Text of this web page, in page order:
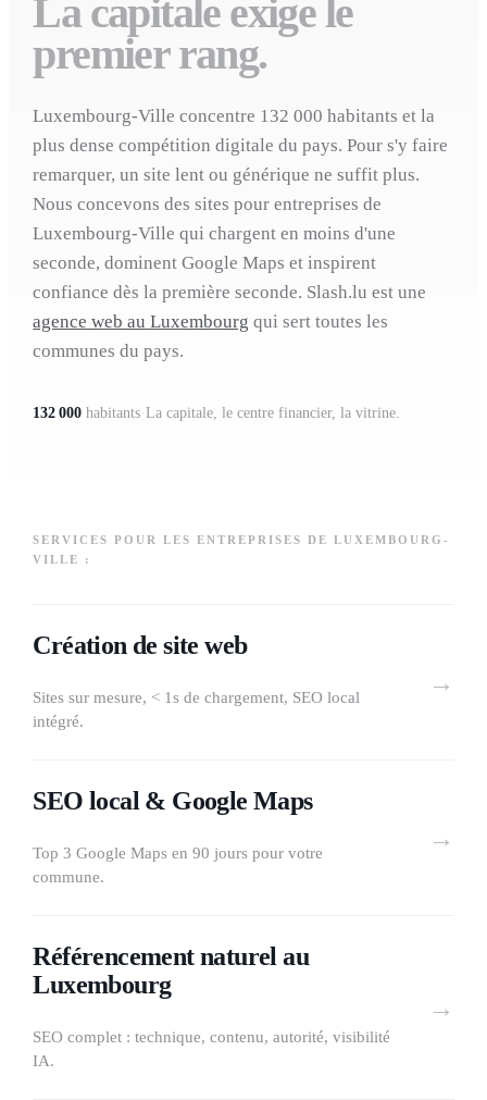
La capitale exige le
premier rang.
Luxembourg-Ville concentre 132 000 habitants et la
plus dense compétition digitale du pays. Pour s'y faire
remarquer, un site lent ou générique ne suffit plus.
Nous concevons des sites pour entreprises de
Luxembourg-Ville qui chargent en moins d'une
seconde, dominent Google Maps et inspirent
confiance dès la première seconde. Slash.lu est une
agence web au Luxembourg qui sert toutes les
communes du pays.
132 000 habitants·La capitale, le centre financier, la vitrine.
SERVICES POUR LES ENTREPRISES DE LUXEMBOURG-
VILLE :
Création de site web
Sites sur mesure, < 1s de chargement, SEO local
intégré.
→
SEO local & Google Maps
Top 3 Google Maps en 90 jours pour votre
commune.
→
Référencement naturel au
Luxembourg
SEO complet : technique, contenu, autorité, visibilité
IA.
→